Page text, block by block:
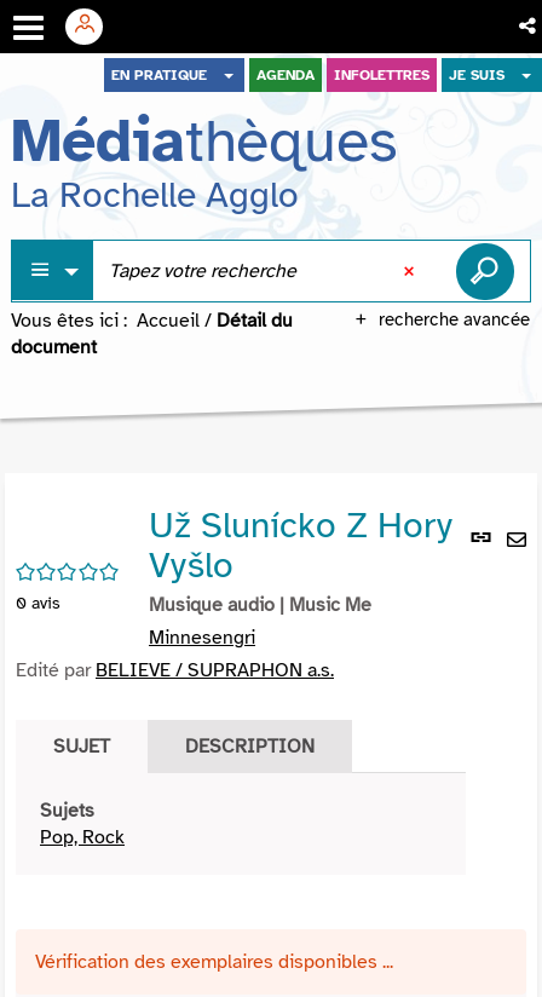
menu
contenu
recherche
EN PRATIQUE AGENDA INFOLETTRES JE SUIS
Médiathèques
La Rochelle Agglo
recherche avancée
Vous êtes ici : Accueil / Détail du
document
Lien
/5
0 avis
Už Slunícko Z Hory
Vyšlo
Musique audio | Music Me
Minnesengri
Edité par BELIEVE / SUPRAPHON a.s.
SUJET DESCRIPTION
Sujets
Pop, Rock
Vérification des exemplaires disponibles ...